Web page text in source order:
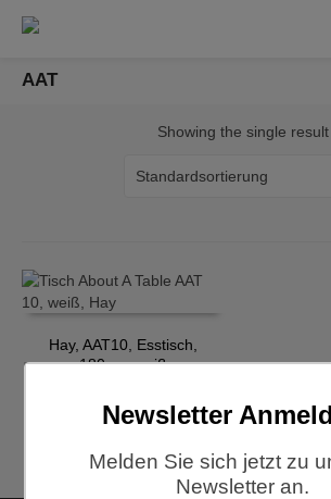
AAT
Showing the single result
Hay, AAT10, Esstisch,
180cm, weiß
Newsletter
Melden Sie sich jetzt zu
Newsletter an.